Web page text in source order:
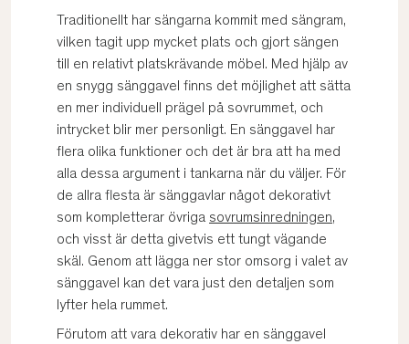
Traditionellt har sängarna kommit med sängram,
vilken tagit upp mycket plats och gjort sängen
till en relativt platskrävande möbel. Med hjälp av
en snygg sänggavel finns det möjlighet att sätta
en mer individuell prägel på sovrummet, och
intrycket blir mer personligt. En sänggavel har
flera olika funktioner och det är bra att ha med
alla dessa argument i tankarna när du väljer. För
de allra flesta är sänggavlar något dekorativt
som kompletterar övriga sovrumsinredningen,
och visst är detta givetvis ett tungt vägande
skäl. Genom att lägga ner stor omsorg i valet av
sänggavel kan det vara just den detaljen som
lyfter hela rummet.
Förutom att vara dekorativ har en sänggavel